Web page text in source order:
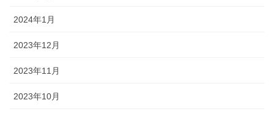
2024年1月
2023年12月
2023年11月
2023年10月